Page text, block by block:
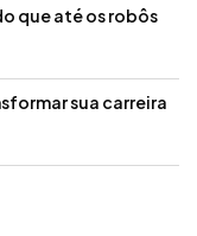
que até os robôs
sua carreira